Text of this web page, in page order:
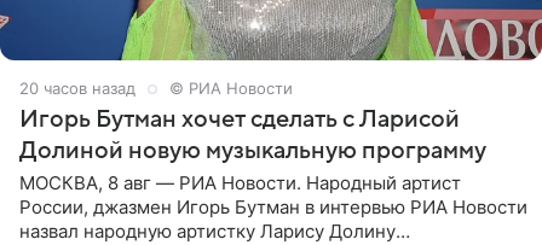
20 часов назад © РИА Новости
Игорь Бутман хочет сделать с Ларисой
Долиной новую музыкальную программу
МОСКВА, 8 авг — РИА Новости. Народный артист
России, джазмен Игорь Бутман в интервью РИА Новости
назвал народную артистку Ларису Долину